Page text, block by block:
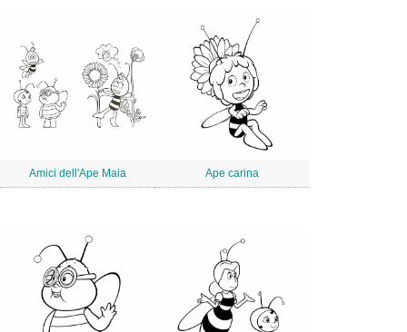
Amici dell'Ape Maia Ape carina